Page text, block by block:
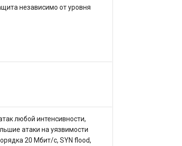
независимо от уровня
любой интенсивности,
атаки на уязвимости
20 Мбит/с, SYN flood,